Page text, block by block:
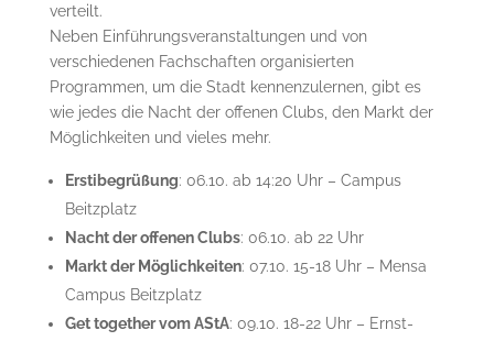
verteilt.
Neben Einführungsveranstaltungen und von
verschiedenen Fachschaften organisierten
Programmen, um die Stadt kennenzulernen, gibt es
wie jedes die Nacht der offenen Clubs, den Markt der
Möglichkeiten und vieles mehr.
Erstibegrüßung: 06.10. ab 14:20 Uhr – Campus
Beitzplatz
Nacht der offenen Clubs: 06.10. ab 22 Uhr
Markt der Möglichkeiten: 07.10. 15-18 Uhr – Mensa
Campus Beitzplatz
Get together vom AStA: 09.10. 18-22 Uhr – Ernst-